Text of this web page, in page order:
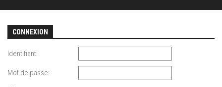
CONNEXION
Identifiant:
Mot de passe: